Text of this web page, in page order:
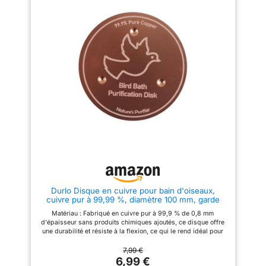
bols. Sans Produits Chimiques:
Solution écologique et
économique remplaçant les
détergents, offrant une eau
saine à vos amis à plumes.
Cadeau Idéal: Décoration de
jardin élégante et pratique,
parfaite pour les amateurs
d'oiseaux et les passionnés de
s'intègre harmonieusement
dans les jardins. Augmente la
qualité optique de votre bain
d'oiseaux et donne à votre
espace extérieur une esthétique
espace extérieur en un paradis
idyllique où les oiseaux peuvent
boire, se baigner et se
multiplier tout en gardant
l'écosystème en parfaite
harmonie. Design triangulaire
l'eau à 360°. Convient pour tous
fontaines et bols bombés –
élimination sans effort des
qualité : sans danger pour les
oiseaux et économique,
fabriqué en cuivre
Durlo Disque en cuivre pour bain d'oiseaux,
cuivre pur à 99,99 %, diamètre 100 mm, garde
l'eau fraîche toute l'année, pour bains d'oiseaux et
fontaines d'extérieur
Matériau : Fabriqué en cuivre pur à 99,9 % de 0,8 mm
d'épaisseur sans produits chimiques ajoutés, ce disque offre
une durabilité et résiste à la flexion, ce qui le rend idéal pour
naturelle de l'eau : le disque pour bain d'oiseaux exploite la
puissance de la nature pour maintenir l'eau propre et fraîche
7,99 €
6,99 €